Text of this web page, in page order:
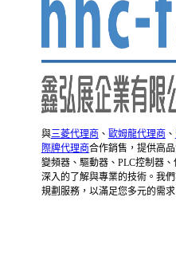
與三菱代理商、 歐姆龍代理商、
際牌代理商合作銷售，提供高
變頻器、驅動器、PLC控制器
深入的了解與專業的技術。我
規劃服務，以滿足您多元的需求